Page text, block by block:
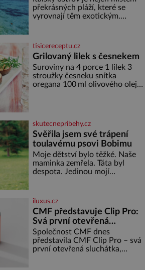
překrásných pláží, které se
vyrovnají těm exotickým.
Fascinující stará malebná
městečka či třeba dechberoucí
útesy. Druhý největší italský
ostrov o velikosti přibližně
jedné třetiny České republiky
vás ohromí nejen svými plážemi
luxusem.Zjistěte,
tisicereceptu.cz
Grilovaný lilek s česnekem
Suroviny na 4 porce 1 lilek 3
stroužky česneku snítka
oregana 100 ml olivového oleje
skutecnepribehy.cz
Svěřila jsem své trápení
toulavému psovi Bobimu
Moje dětství bylo těžké. Naše
maminka zemřela. Táta byl
despota. Jedinou mojí
dítě měla peklo. Maminka
zemřela, když jsem byla ještě
malá. Otec hodně pil a často
dokázal propít skoro celou
výplatu. Čtyři roky jsem chodila
do školy u nás na vesnici. Měli
mě tam rádi, protože
iluxus.cz
CMF představuje Clip Pro:
Svá první otevřená
sluchátka
Společnost CMF dnes
představila CMF Clip Pro – svá
první otevřená sluchátka,